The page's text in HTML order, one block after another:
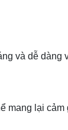
và dễ dàng
mang lại